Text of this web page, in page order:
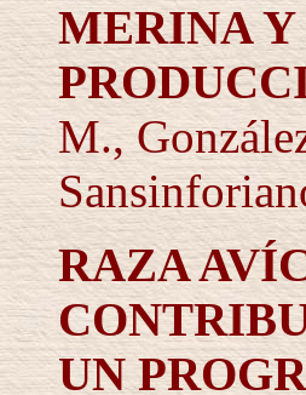
MERINA Y
M.,
RAZA
UN